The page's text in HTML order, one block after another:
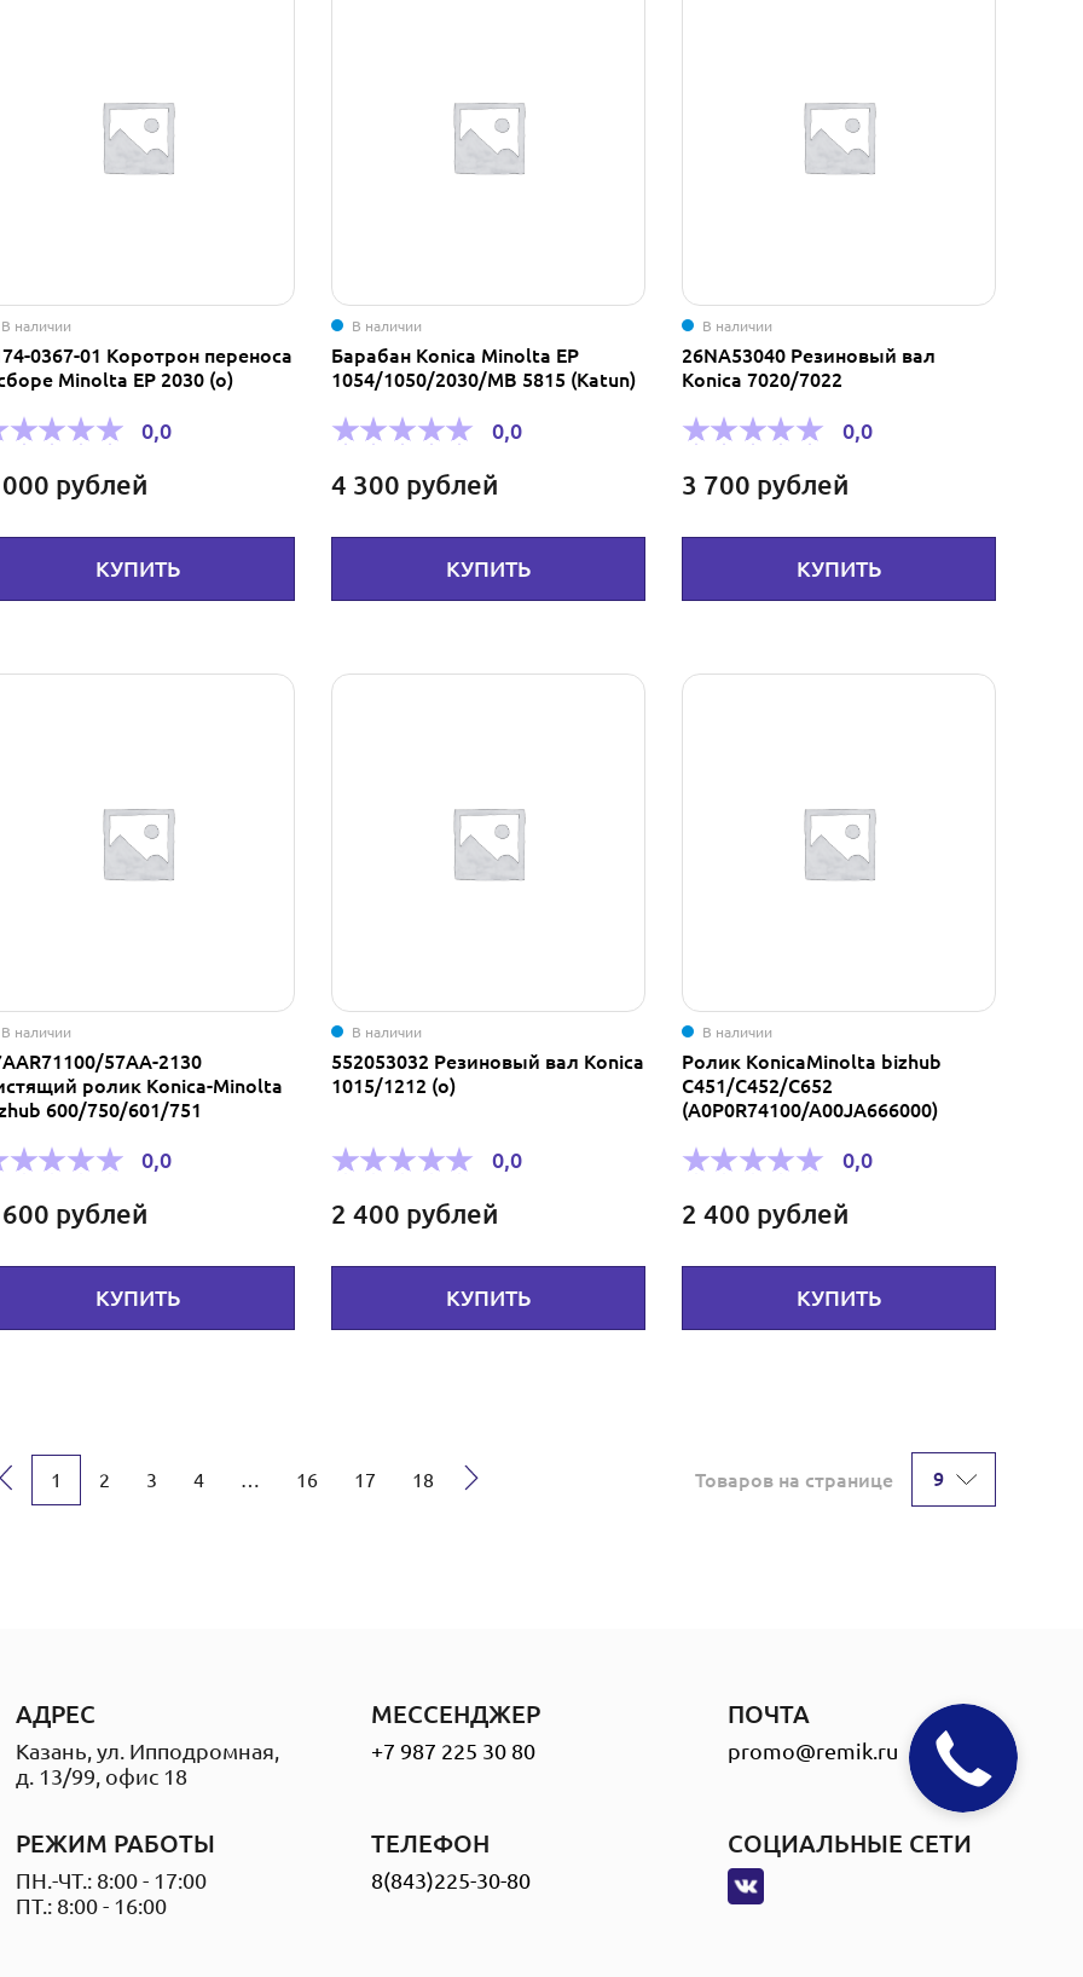
0367-01 Коротрон переноса
Minolta ЕР 2030 (о)
В наличии
0,0
рублей
КУПИТЬ
Барабан Konica Minolta EP
1054/1050/2030/МВ 5815 (Katun)
В наличии
0,0
4 300 рублей
КУПИТЬ
26NA53040 Резиновый вал
Konica 7020/7022
В наличии
0,0
3 700 рублей
КУПИТЬ
57AA-2130
ролик Koniсa-Minolta
600/750/601/751
В наличии
0,0
рублей
КУПИТЬ
552053032 Резиновый вал Konica
1015/1212 (о)
В наличии
0,0
2 400 рублей
КУПИТЬ
Ролик KonicaMinolta bizhub
C451/C452/C652
(A0P0R74100/A00JA666000)
В наличии
0,0
2 400 рублей
КУПИТЬ
1 2 3 4 … 16 17 18 → Товаров на странице 9
АДРЕС
Казань, ул. Ипподромная,
д. 13/99, офис 18
МЕССЕНДЖЕР
+7 987 225 30 80
ПОЧТА
promo@remik.ru
РЕЖИМ РАБОТЫ
ПН.-ЧТ.: 8:00 - 17:00
ПТ.: 8:00 - 16:00
ТЕЛЕФОН
8(843)225-30-80
СОЦИАЛЬНЫЕ СЕТИ